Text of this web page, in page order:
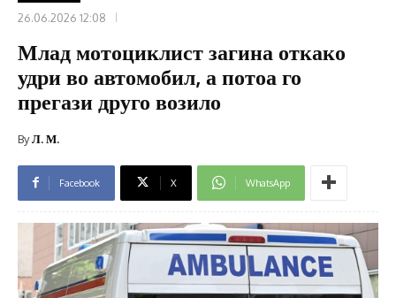
26.06.2026 12:08
Млад мотоциклист загина откако
удри во автомобил, а потоа го
прегази друго возило
ByЛ. М.
Facebook X WhatsApp